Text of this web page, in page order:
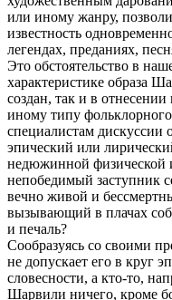
или иному жанру,
известность
легендах, преданиях,
Это обстоятельство в
характеристике образа
создан, так и в
иному типу
специалистам
эпический или
недюжинной физической
непобедимый заступник
вечно живой и
вызывающий в плачах
и печаль?
Сообразуясь со своими
не допускает его в круг
словесности, а кто-то,
Шарвили ничего, кроме